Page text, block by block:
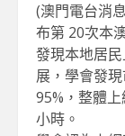
(澳門電台消
布第 20次本
發現本地居
展，學會發
95%，整體
小時。